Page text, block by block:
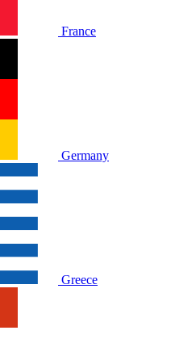
France
Germany
Greece